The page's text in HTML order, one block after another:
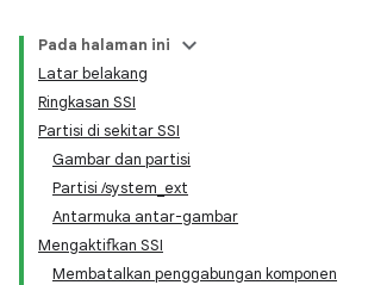
Pada halaman ini
Latar belakang
Ringkasan SSI
Partisi di sekitar SSI
Gambar dan partisi
Partisi /system_ext
Antarmuka antar-gambar
Mengaktifkan SSI
Membatalkan penggabungan komponen